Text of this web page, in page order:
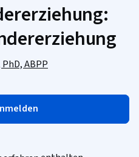
ABPP